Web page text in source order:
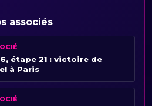
associés
étape 21 : victoire de
à Paris